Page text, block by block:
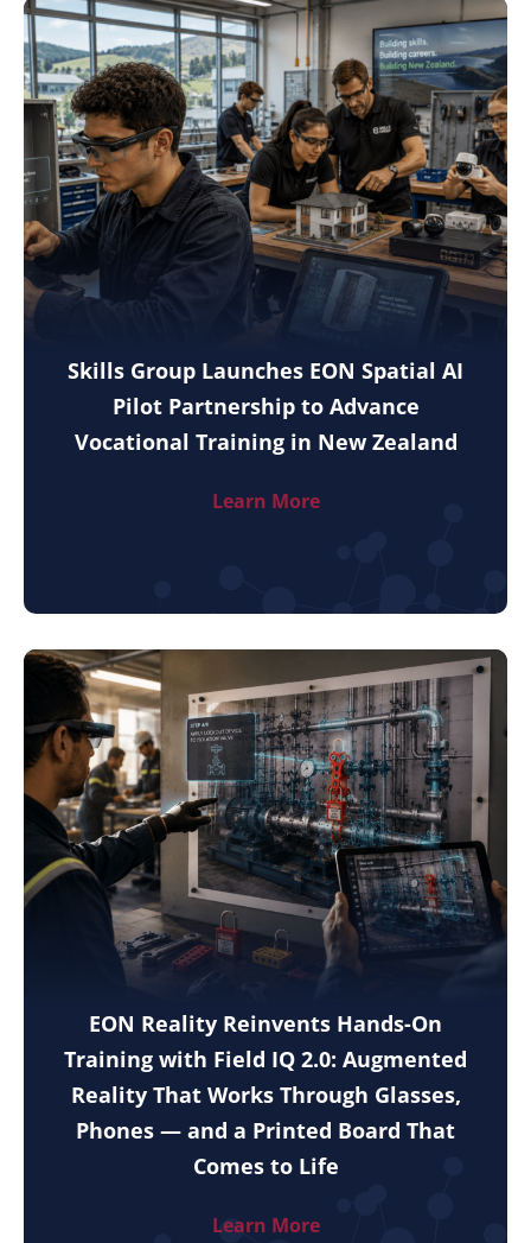
Skills Group Launches EON Spatial AI
Pilot Partnership to Advance
Vocational Training in New Zealand
Learn More
EON Reality Reinvents Hands-On
Training with Field IQ 2.0: Augmented
Reality That Works Through Glasses,
Phones — and a Printed Board That
Comes to Life
Learn More